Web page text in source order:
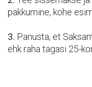
pakkumine, kohe
3. Panusta, et
ehk raha tagasi 25-